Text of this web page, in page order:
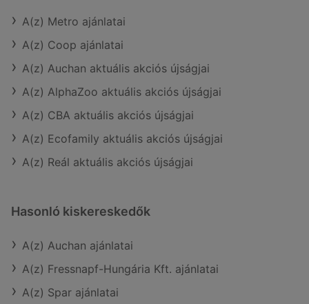
A(z) Metro ajánlatai
A(z) Coop ajánlatai
A(z) Auchan aktuális akciós újságjai
A(z) AlphaZoo aktuális akciós újságjai
A(z) CBA aktuális akciós újságjai
A(z) Ecofamily aktuális akciós újságjai
A(z) Reál aktuális akciós újságjai
Hasonló kiskereskedők
A(z) Auchan ajánlatai
A(z) Fressnapf-Hungária Kft. ajánlatai
A(z) Spar ajánlatai